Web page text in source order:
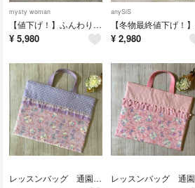
mysty woman
【値下げ！】ふんわりブラウス×上品ジャンスカのコーデ ミスティウーマン
¥ 5,980
anySiS
¥ 2,980
レッスンバッグ 通園通学 うさぎ柄 ラベンダー ハンドメイド キルティング